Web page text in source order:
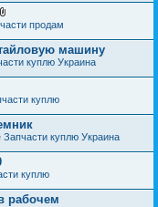
В
о
ж
е
н
я
продам
машину
куплю Украина
куплю
Запчасти куплю Украина
куплю
рабочем